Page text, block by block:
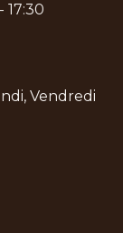
17:30
Vendredi